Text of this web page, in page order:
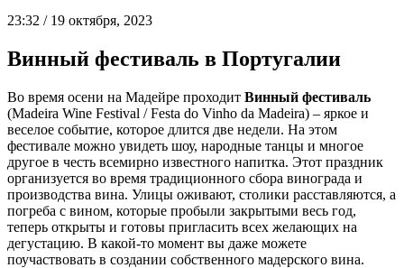
23:32 / 19 октября, 2023
Винный фестиваль в Португалии
Во время осени на Мадейре проходит Винный фестиваль
(Madeira Wine Festival / Festa do Vinho da Madeira) – яркое и
веселое событие, которое длится две недели. На этом
фестивале можно увидеть шоу, народные танцы и многое
другое в честь всемирно известного напитка. Этот праздник
организуется во время традиционного сбора винограда и
производства вина. Улицы оживают, столики расставляются, а
погреба с вином, которые пробыли закрытыми весь год,
теперь открыты и готовы пригласить всех желающих на
дегустацию. В какой-то момент вы даже можете
поучаствовать в создании собственного мадерского вина.